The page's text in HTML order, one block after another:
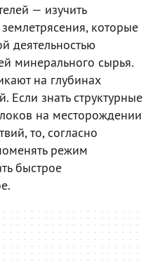
— изучить
которые
деятельностью
минерального сырья.
на глубинах
Если знать структурные
на месторождении
то, согласно
режим
быстрое